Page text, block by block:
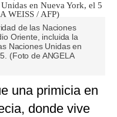
de las Naciones
Oriente, incluida la
Naciones Unidas en
(Foto de ANGELA
una primicia en
donde vive